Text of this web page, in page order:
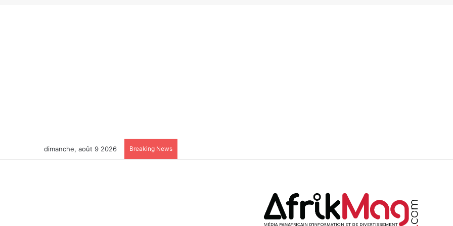
dimanche, août 9 2026 Breaking News